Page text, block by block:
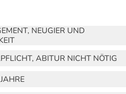
NEUGIER UND
ABITUR NICHT NÖTIG